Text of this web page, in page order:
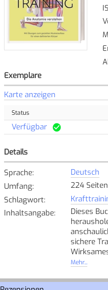
Exemplare
Karte anzeigen
Status
Verfügbar
Details
Sprache:
Deutsch
Umfang:
224 Seiten
Schlagwort:
Inhaltsangabe:
Dieses
sichere
Ob
wie
Mehr...